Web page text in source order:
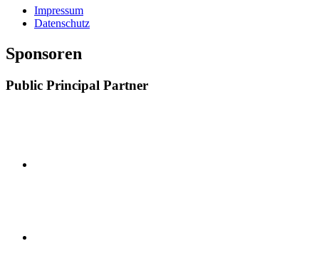
Impressum
Datenschutz
Sponsoren
Public Principal Partner